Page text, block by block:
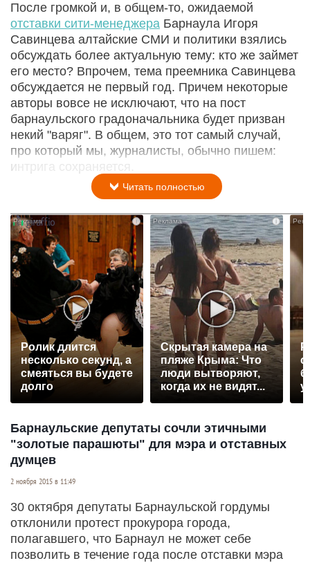
После громкой и, в общем-то, ожидаемой
отставки сити-менеджера Барнаула Игоря
Савинцева алтайские СМИ и политики взялись
обсуждать более актуальную тему: кто же займет
его место? Впрочем, тема преемника Савинцева
обсуждается не первый год. Причем некоторые
авторы вовсе не исключают, что на пост
барнаульского градоначальника будет призван
некий "варяг". В общем, это тот самый случай,
про который мы, журналисты, обычно пишем:
интрига сохраняется.
Читать полностью
i
Ролик длится
несколько секунд, а
смеяться вы будете
долго
i
Скрытая камера на
пляже Крыма: Что
люди вытворяют,
когда их не видят...
Барнаульские депутаты сочли этичными
"золотые парашюты" для мэра и отставных
думцев
2 ноября 2015 в 11:49
30 октября депутаты Барнаульской гордумы
отклонили протест прокурора города,
полагавшего, что Барнаул не может себе
позволить в течение года после отставки мэра